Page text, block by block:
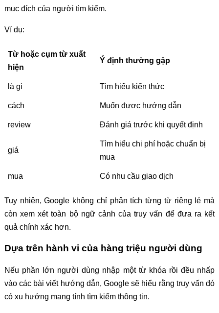
mục đích của người tìm kiếm.
Ví dụ:
Từ hoặc cụm từ xuất
hiện
Ý định thường gặp
là gì Tìm hiểu kiến thức
cách Muốn được hướng dẫn
review Đánh giá trước khi quyết định
giá
Tìm hiểu chi phí hoặc chuẩn bị
mua
mua Có nhu cầu giao dịch
Tuy nhiên, Google không chỉ phân tích từng từ riêng lẻ mà
còn xem xét toàn bộ ngữ cảnh của truy vấn để đưa ra kết
quả chính xác hơn.
Dựa trên hành vi của hàng triệu người dùng
Nếu phần lớn người dùng nhập một từ khóa rồi đều nhấp
vào các bài viết hướng dẫn, Google sẽ hiểu rằng truy vấn đó
có xu hướng mang tính tìm kiếm thông tin.